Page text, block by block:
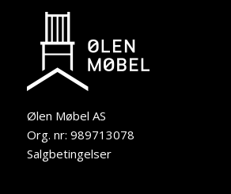
Ølen Møbel AS
Org. nr: 989713078
Salgbetingelser